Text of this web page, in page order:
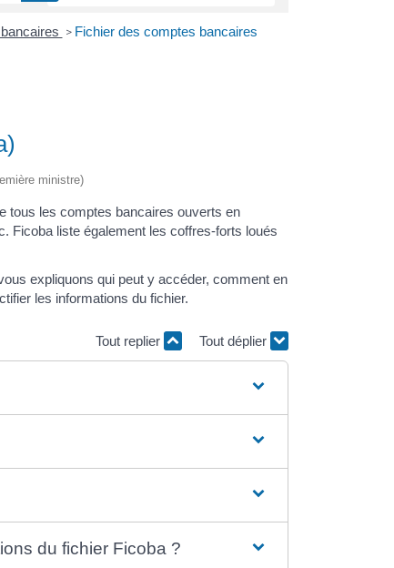
> Fichier des comptes bancaires
ministre)
tous les comptes bancaires ouverts en
Ficoba liste également les coffres-forts loués
expliquons qui peut y accéder, comment en
les informations du fichier.
Tout replier Tout déplier
du fichier Ficoba ?